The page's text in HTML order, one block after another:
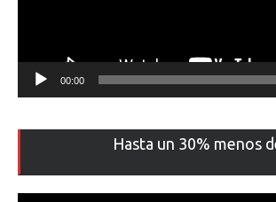
00:00
Hasta un 30% menos